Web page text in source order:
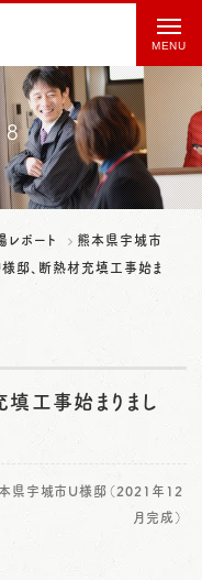
レポート
熊本県宇城市
邸、断熱材充填工事始ま
工事始まりまし
県宇城市U様邸（2021年12
月完成）
t
o
g
g
l
e
g
o